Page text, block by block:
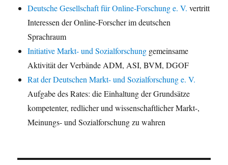
Deutsche Gesellschaft für Online-Forschung e. V. vertritt
Interessen der Online-Forscher im deutschen
Sprachraum
Initiative Markt- und Sozialforschung gemeinsame
Aktivität der Verbände ADM, ASI, BVM, DGOF
Rat der Deutschen Markt- und Sozialforschung e. V.
Aufgabe des Rates: die Einhaltung der Grundsätze
kompetenter, redlicher und wissenschaftlicher Markt-,
Meinungs- und Sozialforschung zu wahren